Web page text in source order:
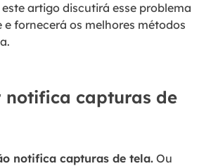
artigo discutirá esse problema
fornecerá os melhores métodos
notifica capturas de
notifica capturas de tela.Ou